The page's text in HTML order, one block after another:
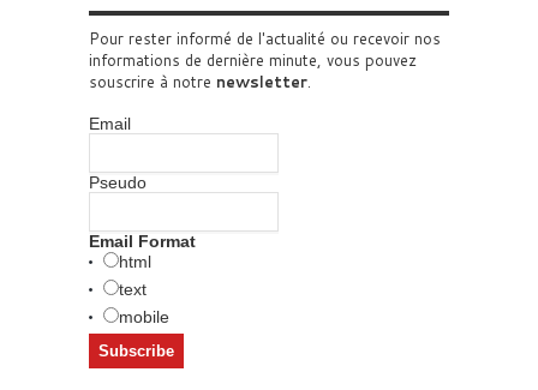
Pour rester informé de l'actualité ou recevoir nos
informations de dernière minute, vous pouvez
souscrire à notre newsletter.
Email
Pseudo
Email Format
html
text
mobile